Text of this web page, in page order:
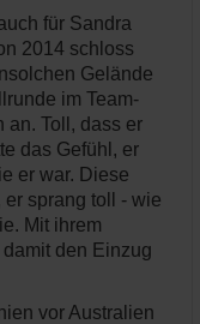
für Sandra
2014 schloss
Gelände
im Team-
an. Toll, dass er
das Gefühl, er
er war. Diese
sprang toll - wie
Mit ihrem
den Einzug
vor Australien